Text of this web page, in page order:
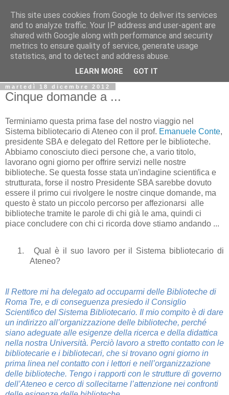
Biblio@rti in
Il Blog della Biblioteca di Area delle arti per condividere
informazioni iniziative incontri
martedì 18 dicembre 2012
Cinque domande a ...
Terminiamo questa prima fase del nostro viaggio nel
Sistema bibliotecario di Ateneo con il prof. Emanuele Conte,
presidente SBA e delegato del Rettore per le biblioteche.
Abbiamo conosciuto dieci persone che, a vario titolo,
lavorano ogni giorno per offrire servizi nelle nostre
biblioteche. Se questa fosse stata un'indagine scientifica e
strutturata, forse il nostro Presidente SBA sarebbe dovuto
essere il primo cui rivolgere le nostre cinque domande, ma
questo è stato un piccolo percorso per affezionarsi alle
biblioteche tramite le parole di chi già le ama, quindi ci
piace concludere con chi ci ricorda dove stiamo andando ...
1.
Qual è il suo lavoro per il Sistema bibliotecario di
Ateneo?
Il Rettore mi ha delegato ad occuparmi delle Biblioteche di
Roma Tre, e di conseguenza presiedo il Consiglio
Scientifico del Sistema Bibliotecario. Il mio compito è di dare
un indirizzo all’organizzazione delle biblioteche, perché
siano adeguate alle esigenze della ricerca e della didattica
nella nostra Università. Perciò lavoro a stretto contatto con le
bibliotecarie e i bibliotecari, che si trovano ogni giorno in
prima linea nel contatto con i lettori e nell’organizzazione
delle biblioteche. Tengo i rapporti con le strutture di governo
dell’Ateneo e cerco di sollecitarne l’attenzione nei confronti
This site uses cookies from Google to deliver its services
and to analyze traffic. Your IP address and user-agent are
shared with Google along with performance and security
metrics to ensure quality of service, generate usage
statistics, and to detect and address abuse.
LEARN MORE GOT IT